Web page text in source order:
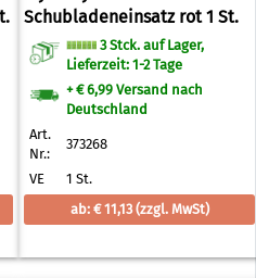
Schubladeneinsatz rot 1 St.
3 Stck. auf Lager,
Lieferzeit: 1-2 Tage
+ € 6,99 Versand nach
Deutschland
Art.
Nr.:
373268
VE
1 St.
ab: € 11,13(zzgl. MwSt)